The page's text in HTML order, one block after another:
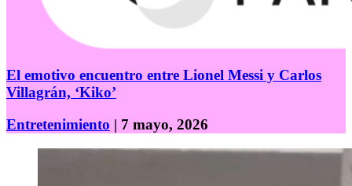
El emotivo encuentro entre Lionel Messi y Carlos
Villagrán, ‘Kiko’
Entretenimiento | 7 mayo, 2026